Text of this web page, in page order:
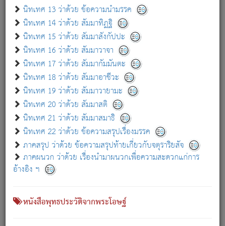
นิทเทศ 13 ว่าด้วย ข้อความนำมรรค
นิทเทศ 14 ว่าด้วย สัมมาทิฏฐิ
นิทเทศ 15 ว่าด้วย สัมมาสังกัปปะ
นิทเทศ 16 ว่าด้วย สัมมาวาจา
นิทเทศ 17 ว่าด้วย สัมมากัมมันตะ
นิทเทศ 18 ว่าด้วย สัมมาอาชีวะ
นิทเทศ 19 ว่าด้วย สัมมาวายามะ
นิทเทศ 20 ว่าด้วย สัมมาสติ
นิทเทศ 21 ว่าด้วย สัมมาสมาธิ
นิทเทศ 22 ว่าด้วย ข้อความสรุปเรื่องมรรค
ภาคสรุป ว่าด้วย ข้อความสรุปท้ายเกี่ยวกับจตุราริยสัจ
ภาคผนวก ว่าด้วย เรื่องนำมาผนวกเพื่อความสะดวกแก่การ
อ้างอิง ฯ
หนังสือพุทธประวัติจากพระโอษฐ์
เกี่ยวกับธรรมโฆษณ์ออนไลน์ (Disclaimer)
แม้ระบบ "ธรรมโฆษณ์ออนไลน์" พยายามปรับปรุงข้อมูลให้ถูกต้องมากที่สุด
ผู้ศึกษาก็พึงตรวจสอบกับตัวเล่มหนังสือต้นฉบับ ที่มีการพิมพ์ครั้งล่าสุด
ก่อนนำข้อมูลไปใช้ในการอ้างอิง"
เกี่ยวกับอัตถจารี|เกี่ยวกับการพัฒนา|แจ้งข้อผิดพลาด / แนะนำ
หนังสือที่เกี่ยวข้อง